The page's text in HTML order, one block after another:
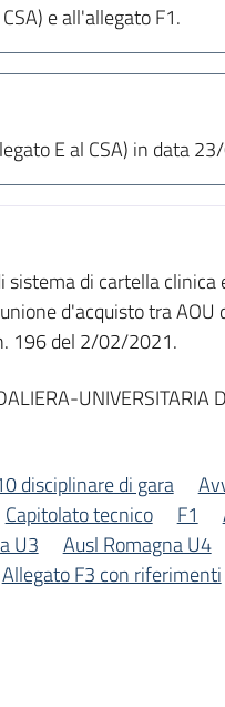
e all'allegato F1.
E al CSA) in data
sistema di cartella
d'acquisto tra AOU
196 del 2/02/2021.
UNIVERSITARIA
disciplinare di gara
Capitolato tecnico F1
U3 Ausl Romagna U4
Allegato F3 con riferimenti